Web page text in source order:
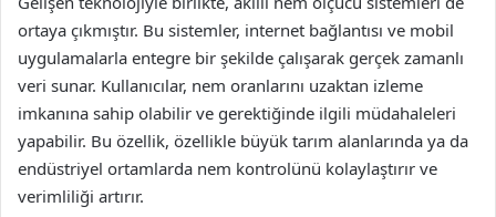
ortaya çıkmıştır. Bu sistemler, internet bağlantısı ve mobil
uygulamalarla entegre bir şekilde çalışarak gerçek zamanlı
veri sunar. Kullanıcılar, nem oranlarını uzaktan izleme
imkanına sahip olabilir ve gerektiğinde ilgili müdahaleleri
yapabilir. Bu özellik, özellikle büyük tarım alanlarında ya da
endüstriyel ortamlarda nem kontrolünü kolaylaştırır ve
verimliliği artırır.